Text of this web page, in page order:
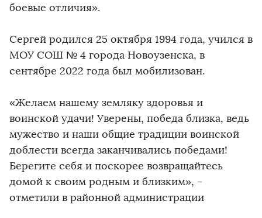
боевые отличия».
Сергей родился 25 октября 1994 года, учился в
МОУ СОШ № 4 города Новоузенска, в
сентябре 2022 года был мобилизован.
«Желаем нашему земляку здоровья и
воинской удачи! Уверены, победа близка, ведь
мужество и наши общие традиции воинской
доблести всегда заканчивались победами!
Берегите себя и поскорее возвращайтесь
домой к своим родным и близким», -
отметили в районной администрации